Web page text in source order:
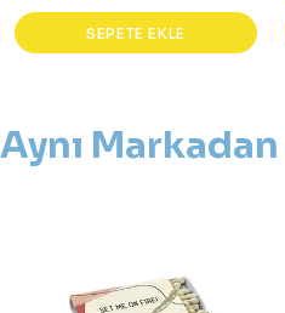
SEPETE EKLE
Aynı Markadan